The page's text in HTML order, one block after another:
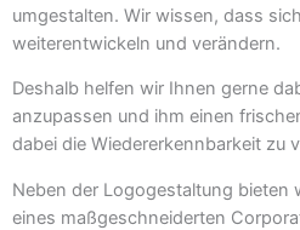
umgestalten. Wir wissen, dass
weiterentwickeln und verändern.
Deshalb helfen wir Ihnen gerne
anzupassen und ihm einen
dabei die Wiedererkennbarkeit zu
Neben der Logogestaltung bieten
eines maßgeschneiderten